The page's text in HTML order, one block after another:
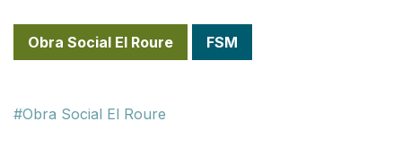
Obra Social El Roure FSM
Obra Social El Roure